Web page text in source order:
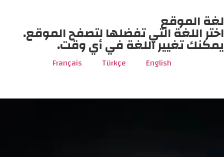
لغة الموقع
اختر اللغة التي تفضلها لتصفح الموقع.
يمكنك تغيير اللغة في أي وقت.
English
Türkçe
Français